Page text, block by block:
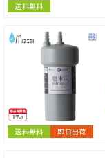
送料無料
送料無料 即日出荷